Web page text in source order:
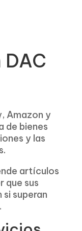
Amazon y
de bienes
y las
artículos
que sus
superan